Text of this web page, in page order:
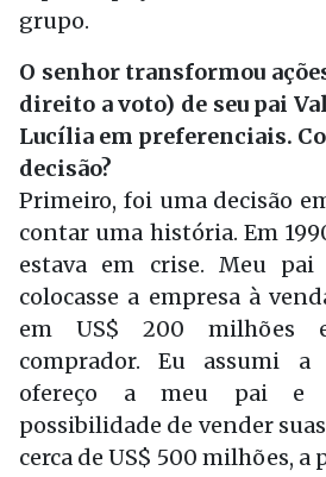
grupo.
O senhor transformou
direito a voto) de seu pai
Lucília em preferenciais.
decisão?
Primeiro, foi uma decisão
contar uma história. Em
estava em crise. Meu
colocasse a empresa à
em US$ 200 milhões
comprador. Eu assumi a
ofereço a meu pai e
possibilidade de vender
cerca de US$ 500 milhões, a